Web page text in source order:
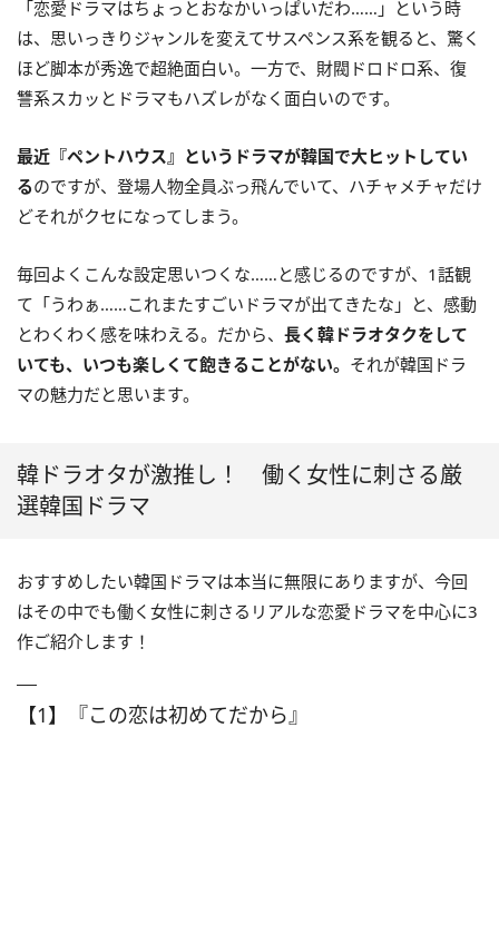
「恋愛ドラマはちょっとおなかいっぱいだわ……」という時
は、思いっきりジャンルを変えてサスペンス系を観ると、驚く
ほど脚本が秀逸で超絶面白い。一方で、財閥ドロドロ系、復
讐系スカッとドラマもハズレがなく面白いのです。
最近『ペントハウス』というドラマが韓国で大ヒットしてい
るのですが、登場人物全員ぶっ飛んでいて、ハチャメチャだけ
どそれがクセになってしまう。
毎回よくこんな設定思いつくな……と感じるのですが、1話観
て「うわぁ……これまたすごいドラマが出てきたな」と、感動
とわくわく感を味わえる。だから、 長く韓ドラオタクをして
いても、いつも楽しくて飽きることがない。 それが韓国ドラ
マの魅力だと思います。
韓ドラオタが激推し！ 働く女性に刺さる厳
選韓国ドラマ
おすすめしたい韓国ドラマは本当に無限にありますが、今回
はその中でも働く女性に刺さるリアルな恋愛ドラマを中心に3
作ご紹介します！
【1】『この恋は初めてだから』